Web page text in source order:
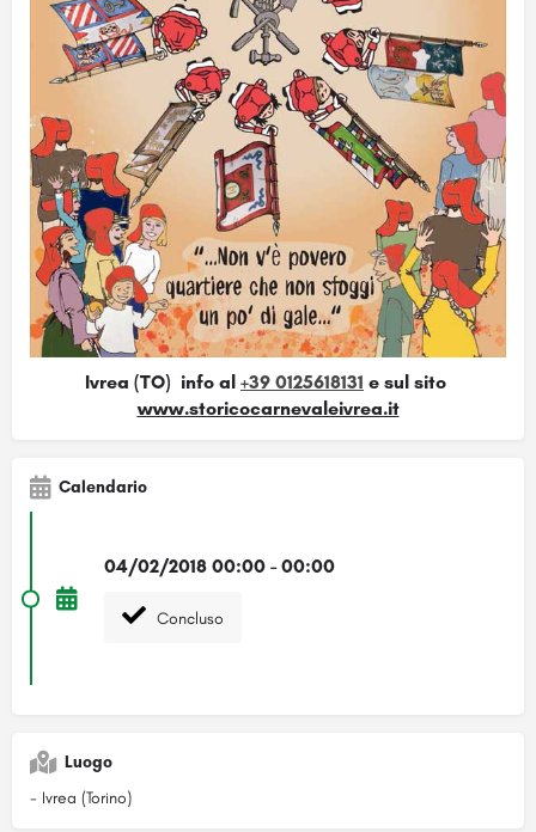
Ivrea (TO) info al +39 0125618131 e sul sito
www.storicocarnevaleivrea.it
Calendario
04/02/2018 00:00 - 00:00
Concluso
Luogo
- Ivrea (Torino)